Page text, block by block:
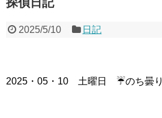
2025/5/10 日記
2025・05・10 土曜日 ☔のち曇り